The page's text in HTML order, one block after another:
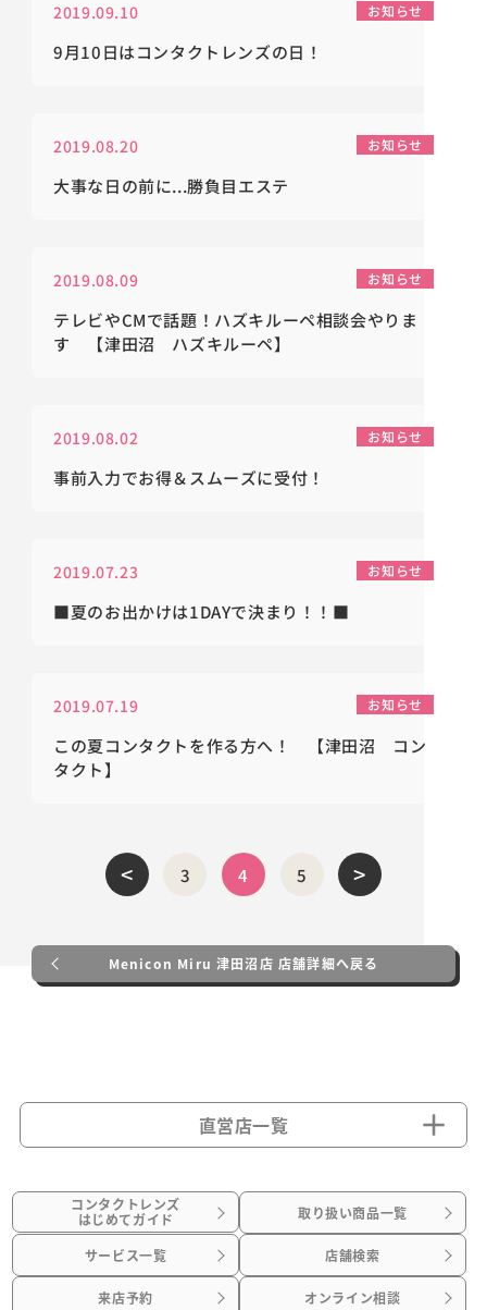
2019.09.10 お知らせ
9月10日はコンタクトレンズの日！
2019.08.20 お知らせ
大事な日の前に...勝負目エステ
2019.08.09 お知らせ
テレビやCMで話題！ハズキルーペ相談会やりま
す 【津田沼 ハズキルーペ】
2019.08.02 お知らせ
事前入力でお得＆スムーズに受付！
2019.07.23 お知らせ
■夏のお出かけは1DAYで決まり！！■
2019.07.19 お知らせ
この夏コンタクトを作る方へ！ 【津田沼 コン
タクト】
< 3 4 5 >
Menicon Miru 津田沼店 店舗詳細へ戻る
直営店一覧
コンタクトレンズ
はじめてガイド 取り扱い商品一覧
サービス一覧 店舗検索
来店予約 オンライン相談